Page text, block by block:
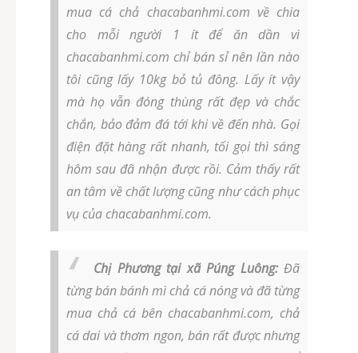
mua cá chả chacabanhmi.com về chia
cho mỗi người 1 ít để ăn dần vì
chacabanhmi.com chỉ bán sỉ nên lần nào
tôi cũng lấy 10kg bỏ tủ đông. Lấy ít vậy
mà họ vẫn đóng thùng rất đẹp và chắc
chắn, bảo đảm đá tới khi về đến nhà. Gọi
điện đặt hàng rất nhanh, tối gọi thì sáng
hôm sau đã nhận được rồi. Cảm thấy rất
an tâm về chất lượng cũng như cách phục
vụ của chacabanhmi.com.
Chị Phương tại xã Púng Luông:Đã
từng bán bánh mì chả cá nóng và đã từng
mua chả cá bên chacabanhmi.com, chả
cá dai và thơm ngon, bán rất được nhưng